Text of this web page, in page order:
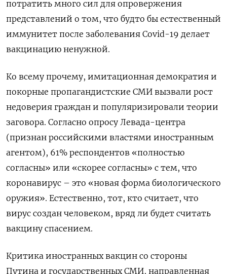
потратить много сил для опровержения
представлений о том, что будто бы естественный
иммунитет после заболевания Covid-19 делает
вакцинацию ненужной.
Ко всему прочему, имитационная демократия и
покорные пропагандистские СМИ вызвали рост
недоверия граждан и популяризировали теории
заговора. Согласно опросу Левада-центра
(признан российскими властями иностранным
агентом), 61% респондентов «полностью
согласны» или «скорее согласны» с тем, что
коронавирус – это «новая форма биологического
оружия». Естественно, тот, кто считает, что
вирус создан человеком, вряд ли будет считать
вакцину спасением.
Критика иностранных вакцин со стороны
Путина и государственных СМИ, направленная